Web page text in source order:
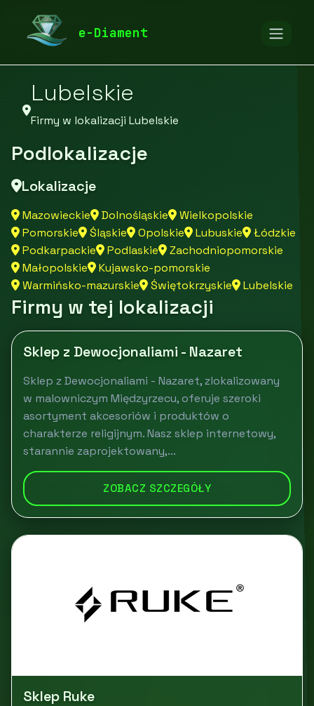
e-Diament
diamentspa.pl
Lubelskie
Firmy w lokalizacji Lubelskie
Podlokalizacje
Lokalizacje
Mazowieckie Dolnośląskie
Wielkopolskie
Pomorskie
Śląskie Opolskie Lubuskie
Łódzkie
Podkarpackie
Podlaskie
Zachodniopomorskie
Małopolskie
Kujawsko-pomorskie
Warmińsko-mazurskie
Świętokrzyskie Lubelskie
Firmy w tej lokalizacji
Sklep z Dewocjonaliami - Nazaret
Sklep z Dewocjonaliami - Nazaret, zlokalizowany
w malowniczym Międzyrzecu, oferuje szeroki
asortyment akcesoriów i produktów o
charakterze religijnym. Nasz sklep internetowy,
starannie zaprojektowany,...
ZOBACZ SZCZEGÓŁY
Sklep Ruke